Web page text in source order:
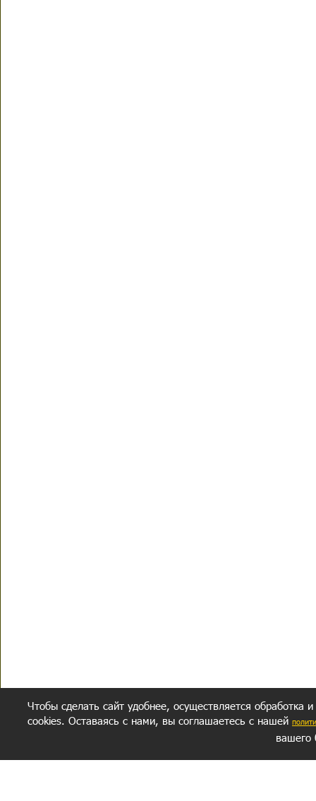
Чтобы сделать сайт удобнее, осуществляется обработка
cookies. Оставаясь с нами, вы соглашаетесь с нашей
вашего